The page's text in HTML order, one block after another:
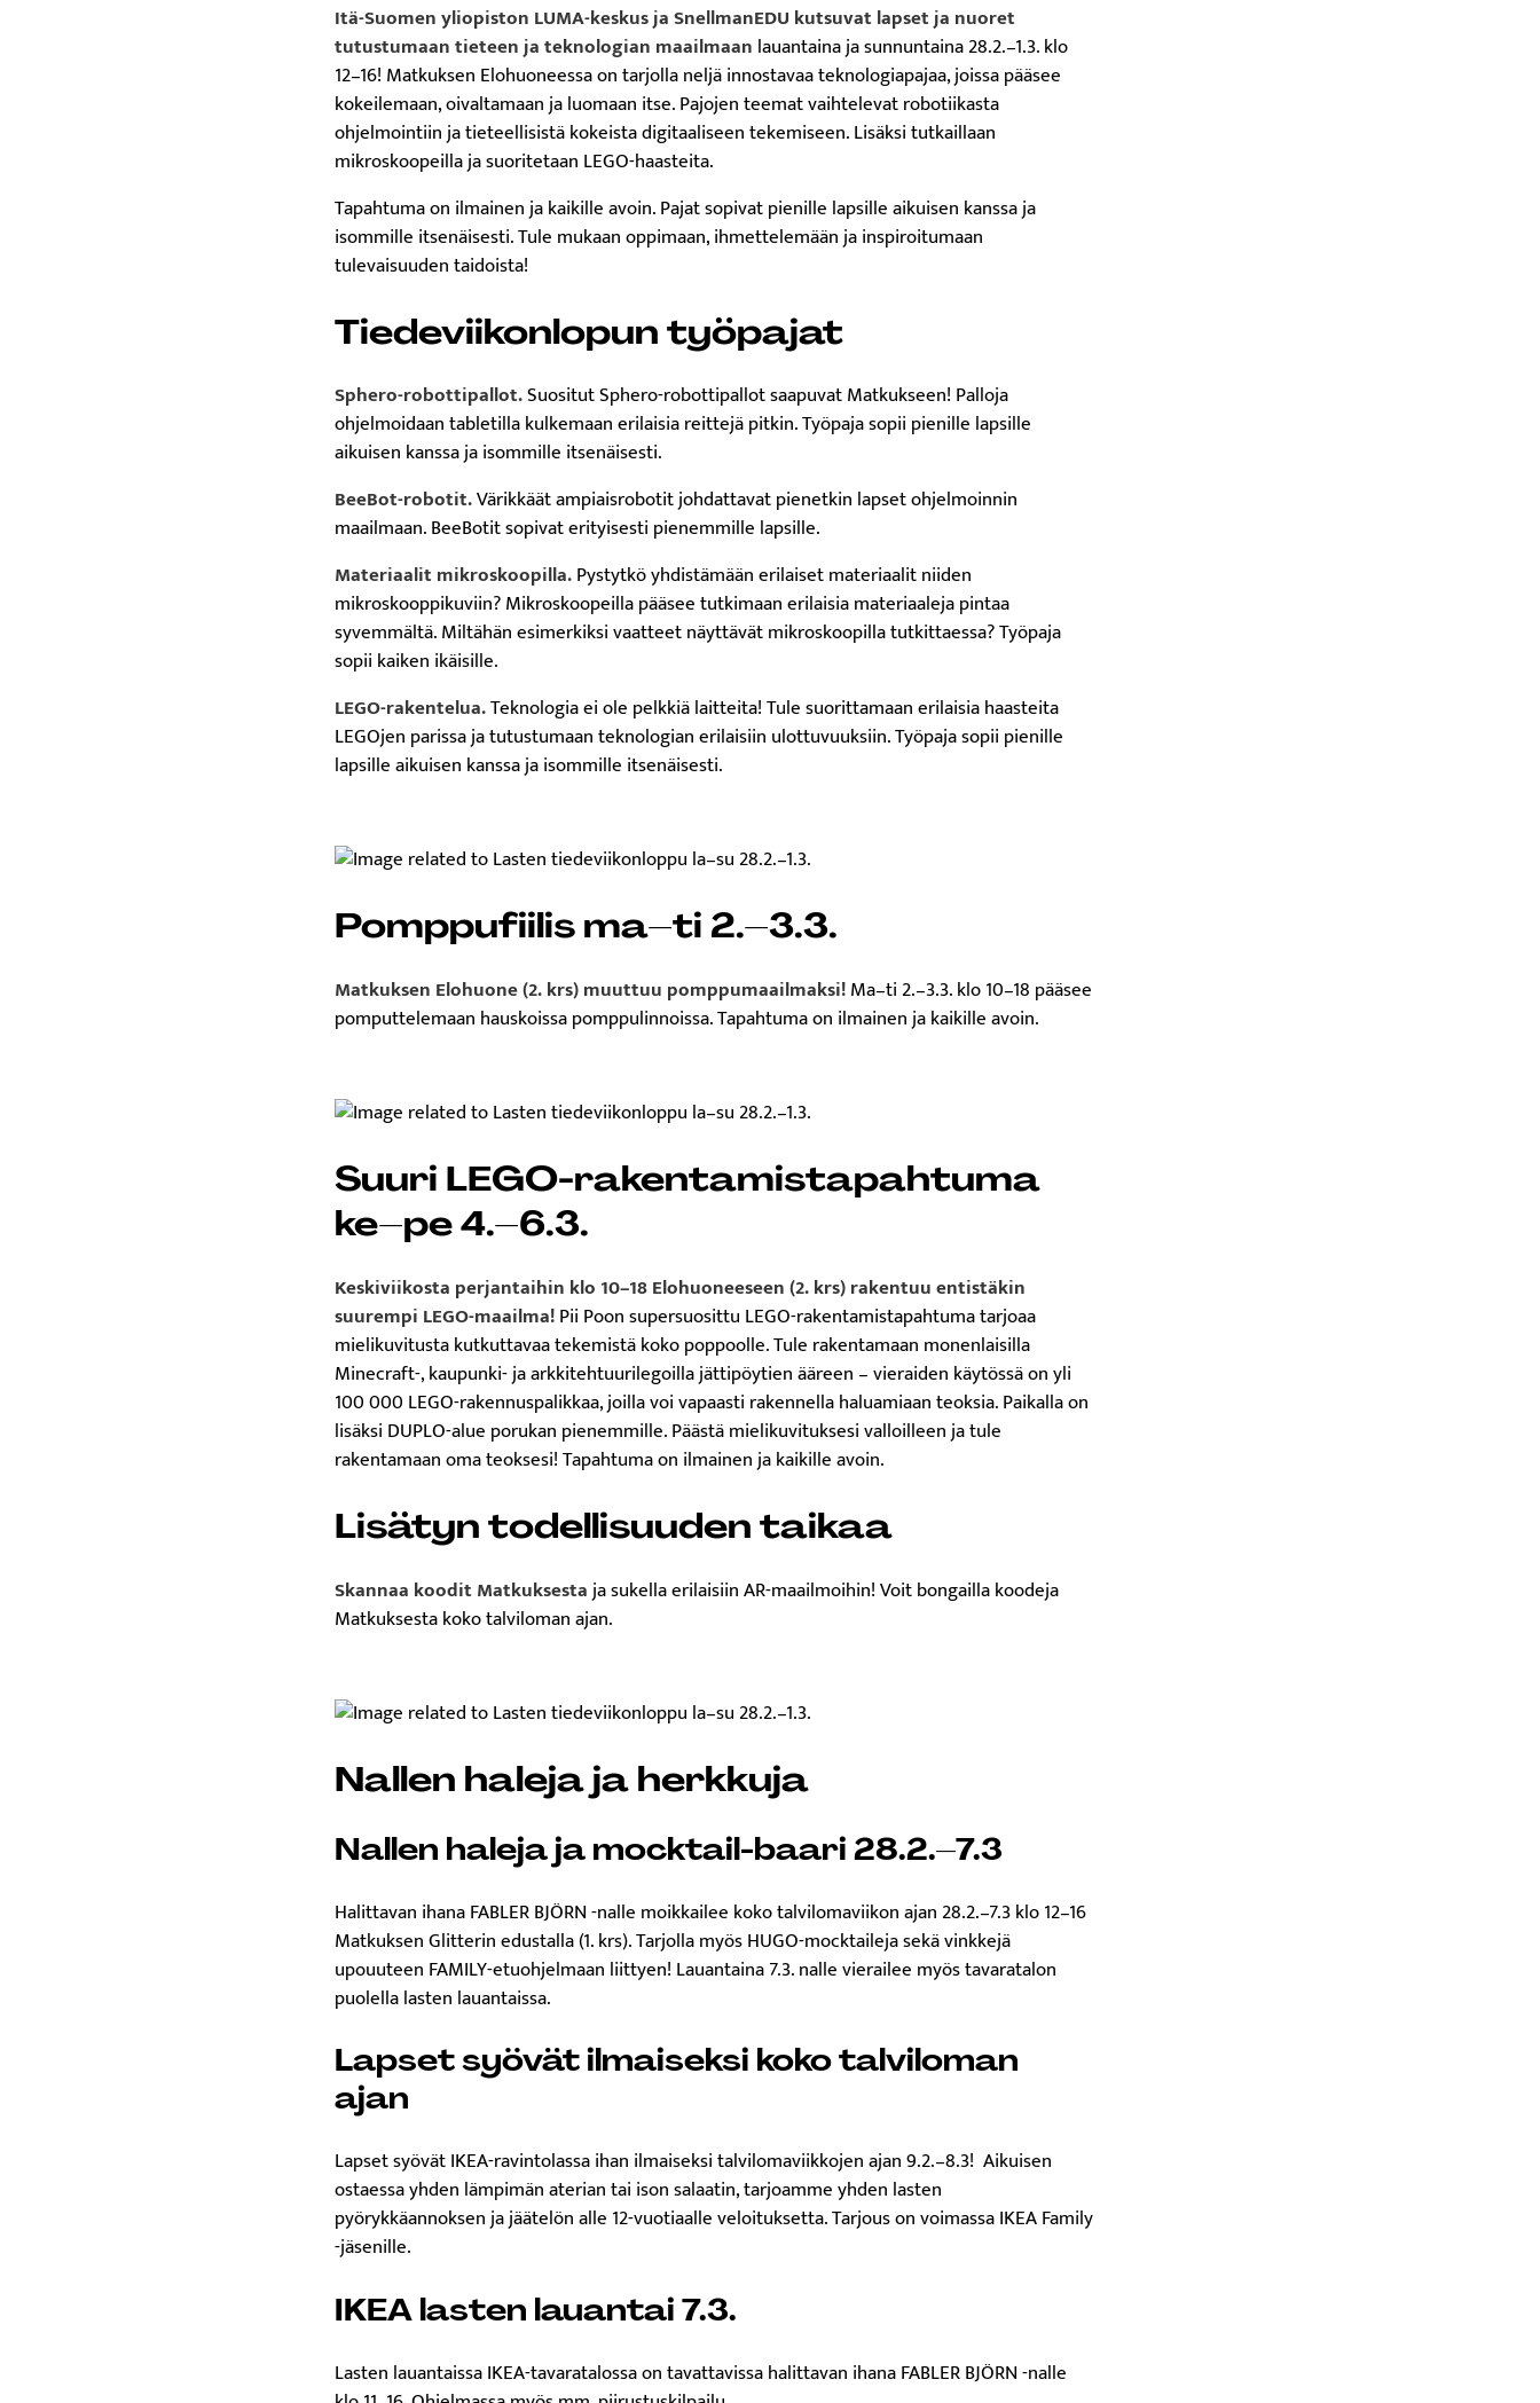
Itä-Suomen yliopiston LUMA-keskus ja SnellmanEDU kutsuvat lapset ja nuoret
tutustumaan tieteen ja teknologian maailmaan lauantaina ja sunnuntaina 28.2.–1.3. klo
12–16! Matkuksen Elohuoneessa on tarjolla neljä innostavaa teknologiapajaa, joissa pääsee
kokeilemaan, oivaltamaan ja luomaan itse. Pajojen teemat vaihtelevat robotiikasta
ohjelmointiin ja tieteellisistä kokeista digitaaliseen tekemiseen. Lisäksi tutkaillaan
mikroskoopeilla ja suoritetaan LEGO-haasteita.
Tapahtuma on ilmainen ja kaikille avoin. Pajat sopivat pienille lapsille aikuisen kanssa ja
isommille itsenäisesti. Tule mukaan oppimaan, ihmettelemään ja inspiroitumaan
tulevaisuuden taidoista!
Tiedeviikonlopun työpajat
Sphero-robottipallot.Suositut Sphero-robottipallot saapuvat Matkukseen! Palloja
ohjelmoidaan tabletilla kulkemaan erilaisia reittejä pitkin. Työpaja sopii pienille lapsille
aikuisen kanssa ja isommille itsenäisesti.
BeeBot-robotit.Värikkäät ampiaisrobotit johdattavat pienetkin lapset ohjelmoinnin
maailmaan. BeeBotit sopivat erityisesti pienemmille lapsille.
Materiaalit mikroskoopilla.Pystytkö yhdistämään erilaiset materiaalit niiden
mikroskooppikuviin? Mikroskoopeilla pääsee tutkimaan erilaisia materiaaleja pintaa
syvemmältä. Miltähän esimerkiksi vaatteet näyttävät mikroskoopilla tutkittaessa? Työpaja
sopii kaiken ikäisille.
LEGO-rakentelua.Teknologia ei ole pelkkiä laitteita! Tule suorittamaan erilaisia haasteita
LEGOjen parissa ja tutustumaan teknologian erilaisiin ulottuvuuksiin. Työpaja sopii pienille
lapsille aikuisen kanssa ja isommille itsenäisesti.
Pomppufiilis ma–ti 2.–3.3.
Matkuksen Elohuone (2. krs) muuttuu pomppumaailmaksi!Ma–ti 2.–3.3. klo 10–18 pääsee
pomputtelemaan hauskoissa pomppulinnoissa. Tapahtuma on ilmainen ja kaikille avoin.
Suuri LEGO-rakentamistapahtuma
ke–pe 4.–6.3.
Keskiviikosta perjantaihin klo 10–18 Elohuoneeseen (2. krs) rakentuu entistäkin
suurempi LEGO-maailma!Pii Poon supersuosittu LEGO-rakentamistapahtuma tarjoaa
mielikuvitusta kutkuttavaa tekemistä koko poppoolle. Tule rakentamaan monenlaisilla
Minecraft-, kaupunki- ja arkkitehtuurilegoilla jättipöytien ääreen – vieraiden käytössä on yli
100 000 LEGO-rakennuspalikkaa, joilla voi vapaasti rakennella haluamiaan teoksia. Paikalla on
lisäksi DUPLO-alue porukan pienemmille. Päästä mielikuvituksesi valloilleen ja tule
rakentamaan oma teoksesi! Tapahtuma on ilmainen ja kaikille avoin.
Lisätyn todellisuuden taikaa
Skannaa koodit Matkuksestaja sukella erilaisiin AR-maailmoihin! Voit bongailla koodeja
Matkuksesta koko talviloman ajan.
Nallen haleja ja herkkuja
Nallen haleja ja mocktail-baari 28.2.–7.3
Halittavan ihana FABLER BJÖRN -nalle moikkailee koko talvilomaviikon ajan 28.2.–7.3 klo 12–16
Matkuksen Glitterin edustalla (1. krs). Tarjolla myös HUGO-mocktaileja sekä vinkkejä
upouuteen FAMILY-etuohjelmaan liittyen! Lauantaina 7.3. nalle vierailee myös tavaratalon
puolella lasten lauantaissa.
Lapset syövät ilmaiseksi koko talviloman
ajan
Lapset syövät IKEA-ravintolassa ihan ilmaiseksi talvilomaviikkojen ajan 9.2.–8.3! Aikuisen
ostaessa yhden lämpimän aterian tai ison salaatin, tarjoamme yhden lasten
pyörykkäannoksen ja jäätelön alle 12-vuotiaalle veloituksetta. Tarjous on voimassa IKEA Family
-jäsenille.
IKEA lasten lauantai 7.3.
Lasten lauantaissa IKEA-tavaratalossa on tavattavissa halittavan ihana FABLER BJÖRN -nalle